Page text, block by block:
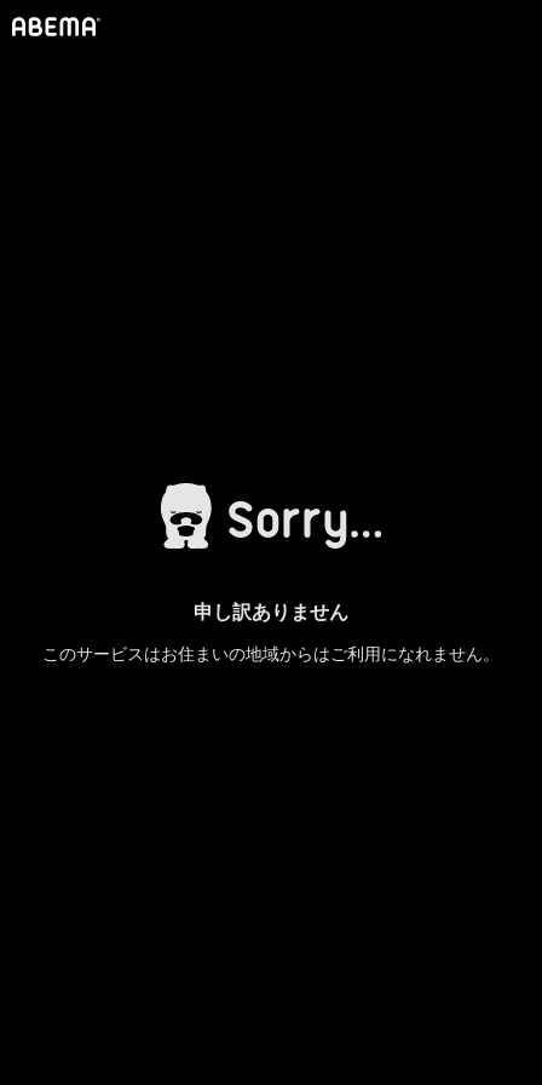
申し訳ありません
このサービスはお住まいの地域からはご利用になれません。